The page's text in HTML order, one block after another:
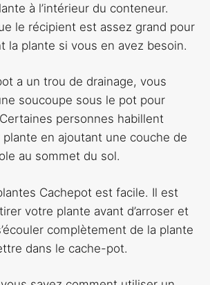
à l’intérieur du conteneur.
le récipient est assez grand pour
la plante si vous en avez besoin.
a un trou de drainage, vous
soucoupe sous le pot pour
personnes habillent
en ajoutant une couche de
au sommet du sol.
Cachepot est facile. Il est
votre plante avant d’arroser et
complètement de la plante
dans le cache-pot.